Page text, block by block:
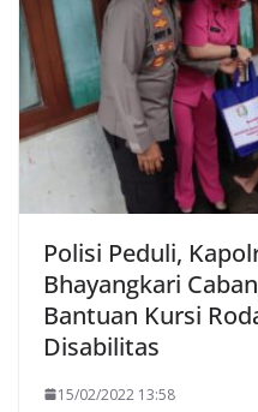
Polisi Peduli,
Bhayangkari
Bantuan Kursi
Disabilitas
15/02/2022 13:58